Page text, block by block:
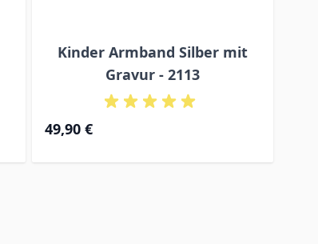
Kinder Armband Silber mit
Gravur - 2113
Ab
49,90 €